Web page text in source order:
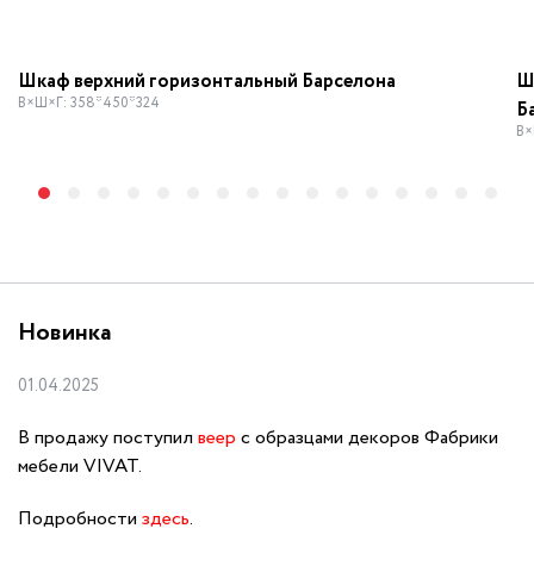
Шкаф верхний горизонтальный Барселона
В×Ш×Г: 358*450*324
Новинка
01.04.2025
В продажу поступил веер с образцами декоров Фабрики
мебели VIVAT.
Подробности здесь.